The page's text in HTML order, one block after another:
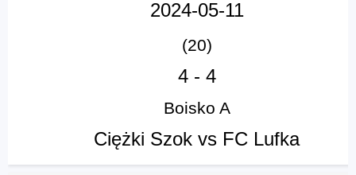
2024-05-11
(20)
4- 4
Boisko A
Ciężki Szok vs FC Lufka